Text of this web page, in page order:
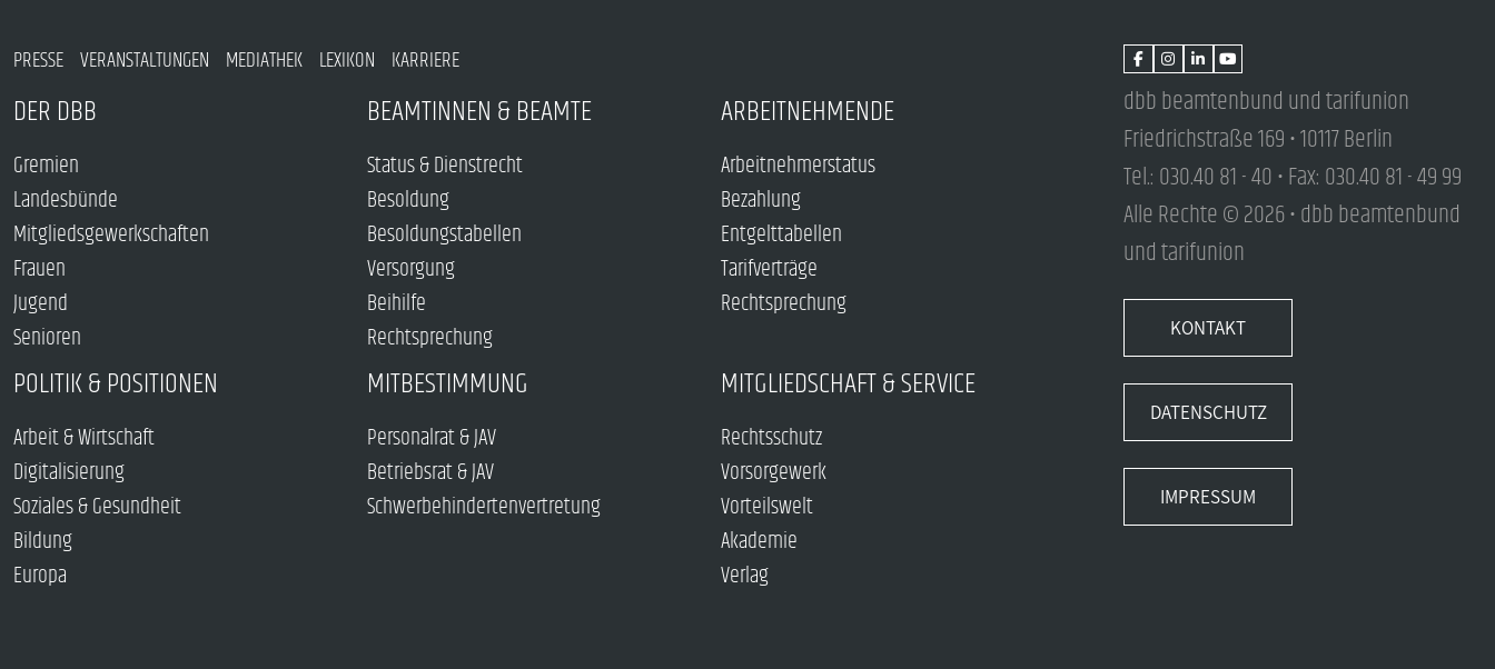
PRESSE VERANSTALTUNGEN MEDIATHEK LEXIKON KARRIERE
DER DBB
Gremien
Landesbünde
Mitgliedsgewerkschaften
Frauen
Jugend
Senioren
BEAMTINNEN & BEAMTE
Status & Dienstrecht
Besoldung
Besoldungstabellen
Versorgung
Beihilfe
Rechtsprechung
ARBEITNEHMENDE
Arbeitnehmerstatus
Bezahlung
Entgelttabellen
Tarifverträge
Rechtsprechung
POLITIK & POSITIONEN
Arbeit & Wirtschaft
Digitalisierung
Soziales & Gesundheit
Bildung
Europa
MITBESTIMMUNG
Personalrat & JAV
Betriebsrat & JAV
Schwerbehindertenvertretung
MITGLIEDSCHAFT & SERVICE
Rechtsschutz
Vorsorgewerk
Vorteilswelt
Akademie
Verlag
dbb beamtenbund und tarifunion
Friedrichstraße 169 • 10117 Berlin
Tel.: 030.40 81 - 40 • Fax: 030.40 81 - 49 99
Alle Rechte © 2026 • dbb beamtenbund
und tarifunion
KONTAKT
DATENSCHUTZ
IMPRESSUM